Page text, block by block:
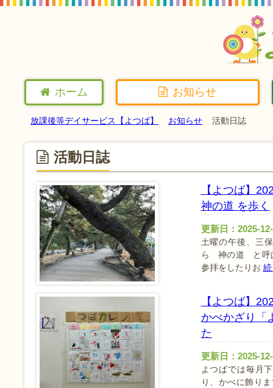
ホーム お知らせ
放課後等デイサービス【よつば】 お知らせ 活動日誌
活動日誌
【よつば】
神の道 を歩く
更新日：2025-
土曜の午後、三
ら 神の道 と呼
参拝をしたりお
【よつば】
かべかざり「
た
更新日：2025-
よつばでは毎月
り、かべに飾り